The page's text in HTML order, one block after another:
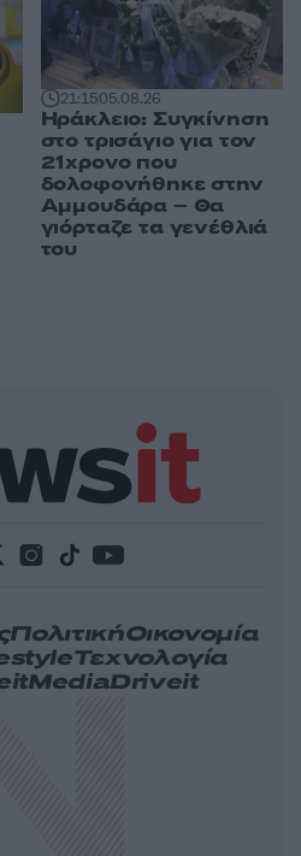
21:1505.08.26
Ηράκλειο: Συγκίνηση
στο τρισάγιο για τον
21χρονο που
δολοφονήθηκε στην
Αμμουδάρα – Θα
γιόρταζε τα γενέθλιά
του
ΠολιτικήΟικονομία
Τεχνολογία
MediaDriveit